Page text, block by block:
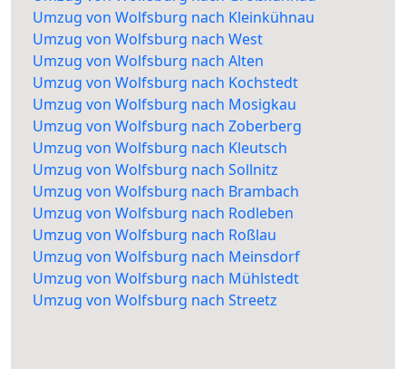
Umzug von Wolfsburg nach Kleinkühnau
Umzug von Wolfsburg nach West
Umzug von Wolfsburg nach Alten
Umzug von Wolfsburg nach Kochstedt
Umzug von Wolfsburg nach Mosigkau
Umzug von Wolfsburg nach Zoberberg
Umzug von Wolfsburg nach Kleutsch
Umzug von Wolfsburg nach Sollnitz
Umzug von Wolfsburg nach Brambach
Umzug von Wolfsburg nach Rodleben
Umzug von Wolfsburg nach Roßlau
Umzug von Wolfsburg nach Meinsdorf
Umzug von Wolfsburg nach Mühlstedt
Umzug von Wolfsburg nach Streetz